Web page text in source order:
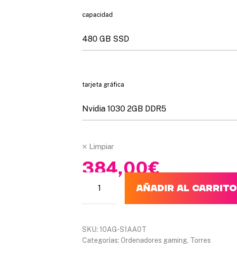
capacidad
tarjeta gráfica
Limpiar
384,00€
AÑADIR AL CARRITO
SKU: 10AG-S1AA0T
Categorías: Ordenadores gaming Torres